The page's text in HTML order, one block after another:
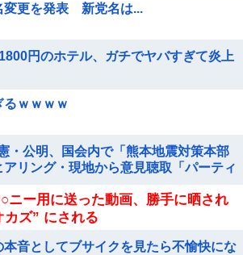
変更を発表 新党名は...
円のホテル、ガチでヤバすぎて炎上
るｗｗｗｗ
・公明、国会内で「熊本地震対策本部
リング・現地から意見聴取「パーティ
ニー用に送った動画、勝手に晒され
ズ” にされる
本音としてブサイクを見たら不愉快にな